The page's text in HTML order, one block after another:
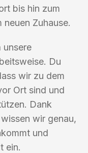
bis hin zum
neuen Zuhause.
unsere
Du
wir zu dem
Ort sind und
Dank
wir genau,
und
ein.